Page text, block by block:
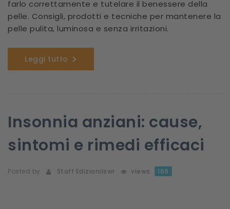
farlo correttamente e tutelare il benessere della
pelle. Consigli, prodotti e tecniche per mantenere la
pelle pulita, luminosa e senza irritazioni.
Leggi tutto
Insonnia anziani: cause,
sintomi e rimedi efficaci
Posted by Staff Edizionilswr views 169